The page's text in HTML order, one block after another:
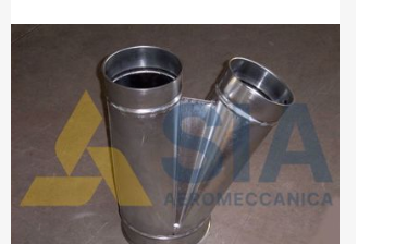
Elettropneumatiche
Serrande Pneumatiche
Serranda a Catena
Serranda a Ghigliottina
Serranda a Farfalla